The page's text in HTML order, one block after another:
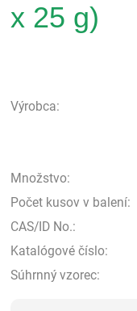
x 25 g)
Výrobca:
Množstvo:
Počet kusov v balení:
CAS/ID No.:
Katalógové číslo:
Súhrnný vzorec: